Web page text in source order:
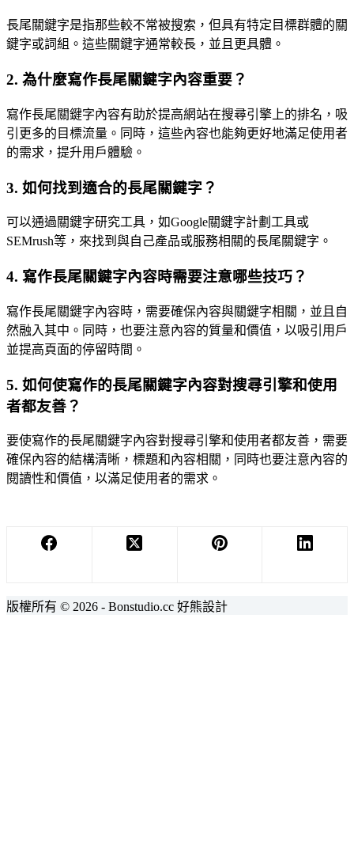
長尾關鍵字是指那些較不常被搜索，但具有特定目標群體的關
鍵字或詞組。這些關鍵字通常較長，並且更具體。
2. 為什麼寫作長尾關鍵字內容重要？
寫作長尾關鍵字內容有助於提高網站在搜尋引擎上的排名，吸
引更多的目標流量。同時，這些內容也能夠更好地滿足使用者
的需求，提升用戶體驗。
3. 如何找到適合的長尾關鍵字？
可以通過關鍵字研究工具，如Google關鍵字計劃工具或
SEMrush等，來找到與自己產品或服務相關的長尾關鍵字。
4. 寫作長尾關鍵字內容時需要注意哪些技巧？
寫作長尾關鍵字內容時，需要確保內容與關鍵字相關，並且自
然融入其中。同時，也要注意內容的質量和價值，以吸引用戶
並提高頁面的停留時間。
5. 如何使寫作的長尾關鍵字內容對搜尋引擎和使用
者都友善？
要使寫作的長尾關鍵字內容對搜尋引擎和使用者都友善，需要
確保內容的結構清晰，標題和內容相關，同時也要注意內容的
閱讀性和價值，以滿足使用者的需求。
版權所有 © 2026 - Bonstudio.cc 好熊設計